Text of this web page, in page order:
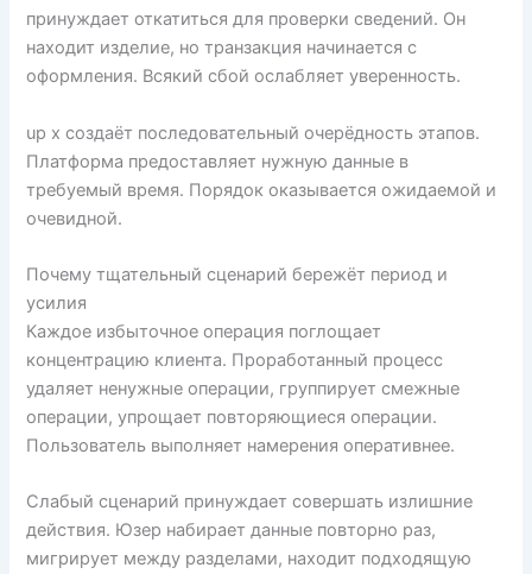
принуждает откатиться для проверки сведений. Он
находит изделие, но транзакция начинается с
оформления. Всякий сбой ослабляет уверенность.
up x создаёт последовательный очерёдность этапов.
Платформа предоставляет нужную данные в
требуемый время. Порядок оказывается ожидаемой и
очевидной.
Почему тщательный сценарий бережёт период и
усилия
Каждое избыточное операция поглощает
концентрацию клиента. Проработанный процесс
удаляет ненужные операции, группирует смежные
операции, упрощает повторяющиеся операции.
Пользователь выполняет намерения оперативнее.
Слабый сценарий принуждает совершать излишние
действия. Юзер набирает данные повторно раз,
мигрирует между разделами, находит подходящую